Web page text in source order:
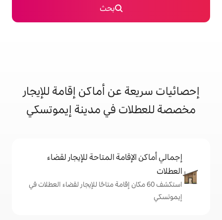
عن أماكن إقامة للإيجار
في مدينة إيموتسكي
المتاحة للإيجار لقضاء
60 مكان إقامة متاحًا للإيجار لقضاء العطلات في